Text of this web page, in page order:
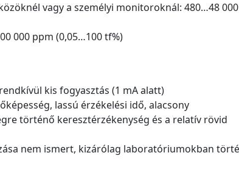
vagy a személyi monitoroknál: 480…48 000
000 ppm (0,05…100 tf%)
kis fogyasztás (1 mA alatt)
lassú érzékelési idő, alacsony
történő keresztérzékenység és a relatív rövid
nem ismert, kizárólag laboratóriumokban